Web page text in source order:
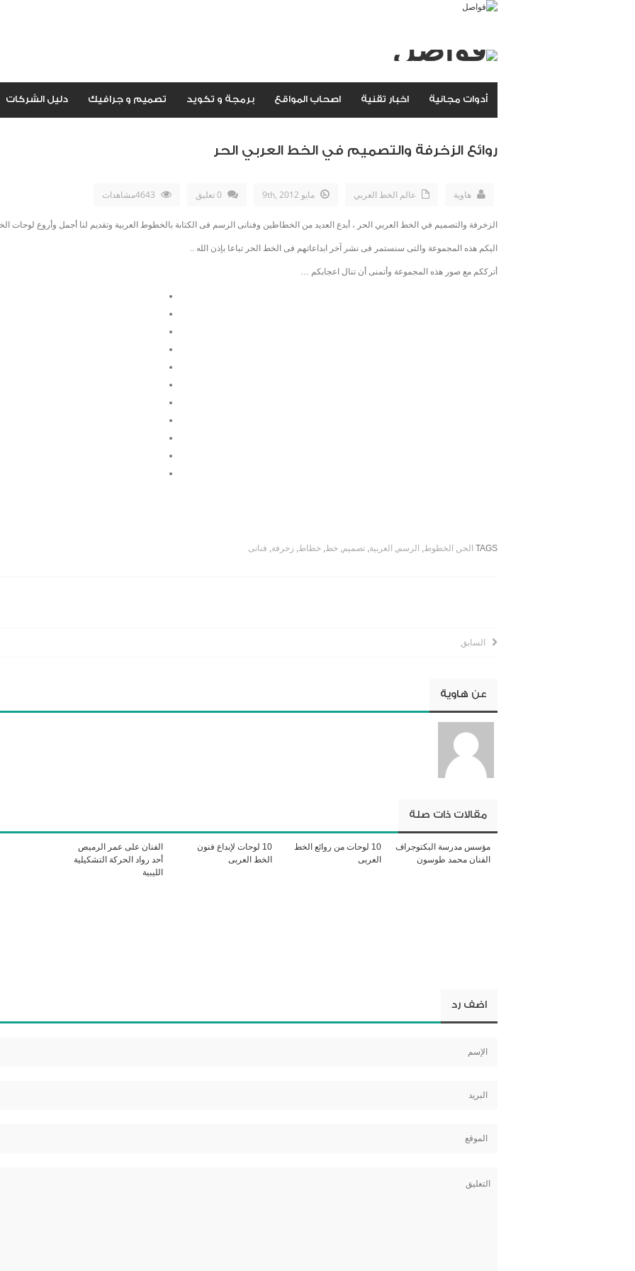
أدوات مجانية اخبار تقنية اصحاب المواقع برمجة و تكويد تصميم و جرافيك دليل الشركات
روائع الزخرفة والتصميم في الخط العربي الحر
هاوية عالم الخط العربي مايو 9th, 2012 0 تعليق
الزخرفة والتصميم في الخط العربي الحر ، أبدع العديد من الخطاطين وفنانى الرسم فى الكتابة بالخطوط العربية وتقديم لنا أجمل وأروع لوحات
اليكم هذه المجموعة والتى سنستمر فى نشر آخر ابداعاتهم فى الخط الحر تباعا بإذن الله ..
أترككم مع صور هذه المجموعة وأتمنى أن تنال اعجابكم …
TAGS الحر, الخطوط, الرسم, العربية,تصميم,خط,خطاط, زخرفة, فنانى
السابق
عن هاوية
مقالات ذات صلة
مؤسس مدرسة البكتوجراف
الفنان محمد طوسون
10 لوحات من روائع الخط
العربى
10 لوحات لإبداع فنون
الخط العربى
الفنان على عمر الرميص
أحد رواد الحركة التشكيلية
الليبية
اضف رد